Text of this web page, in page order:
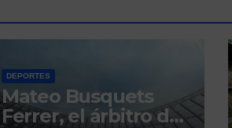
DEPORTES
Mateo Busquets
Ferrer, el árbitro del